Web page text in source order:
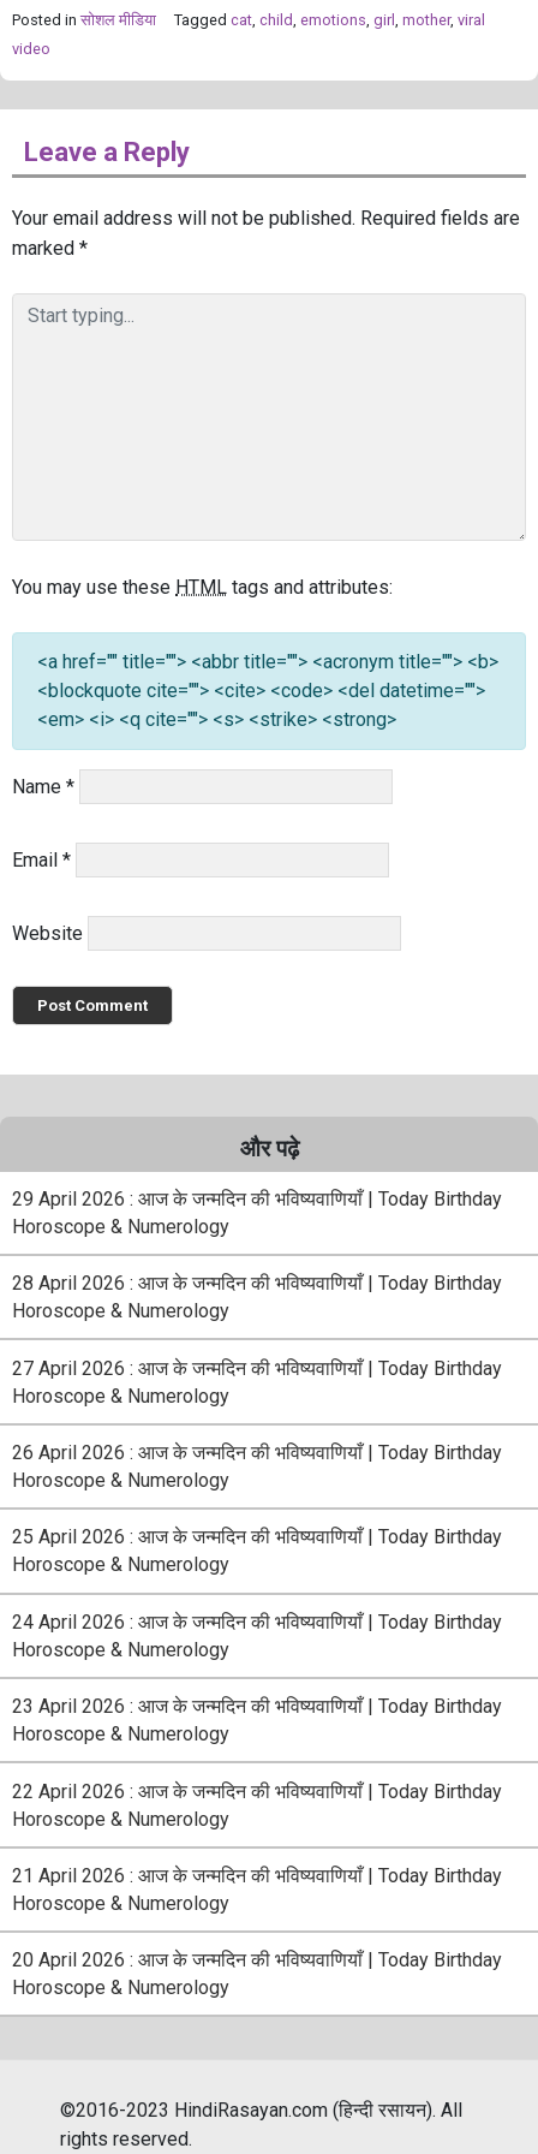
Posted in सोशल मीडिया Tagged cat child emotions girl mother, viral
video
Leave a Reply
Your email address will not be published. Required fields are
marked *
You may use these HTML tags and attributes:
<a href="" title=""> <abbr title=""> <acronym title=""> <b>
<blockquote cite=""> <cite> <code> <del datetime="">
<em> <i> <q cite=""> <s> <strike> <strong>
Name *
Email *
Website
और पढ़े
29 April 2026 : आज के जन्मदिन की भविष्यवाणियाँ | Today Birthday
Horoscope & Numerology
28 April 2026 : आज के जन्मदिन की भविष्यवाणियाँ | Today Birthday
Horoscope & Numerology
27 April 2026 : आज के जन्मदिन की भविष्यवाणियाँ | Today Birthday
Horoscope & Numerology
26 April 2026 : आज के जन्मदिन की भविष्यवाणियाँ | Today Birthday
Horoscope & Numerology
25 April 2026 : आज के जन्मदिन की भविष्यवाणियाँ | Today Birthday
Horoscope & Numerology
24 April 2026 : आज के जन्मदिन की भविष्यवाणियाँ | Today Birthday
Horoscope & Numerology
23 April 2026 : आज के जन्मदिन की भविष्यवाणियाँ | Today Birthday
Horoscope & Numerology
22 April 2026 : आज के जन्मदिन की भविष्यवाणियाँ | Today Birthday
Horoscope & Numerology
21 April 2026 : आज के जन्मदिन की भविष्यवाणियाँ | Today Birthday
Horoscope & Numerology
20 April 2026 : आज के जन्मदिन की भविष्यवाणियाँ | Today Birthday
Horoscope & Numerology
©2016-2023 HindiRasayan.com (हिन्दी रसायन). All
rights reserved.